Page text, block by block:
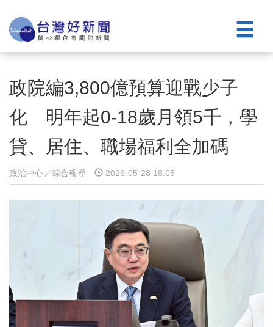
政院編3,800億預算迎戰少子
化 明年起0-18歲月領5千，學
貸、居住、職場福利全加碼
政治中心／綜合報導 2026-05-28 18:05